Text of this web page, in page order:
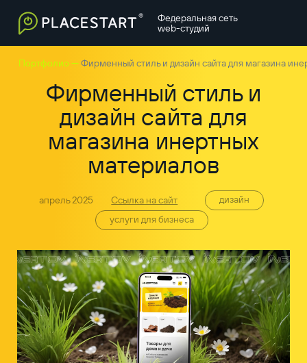
Федеральная сеть
web-студий
Портфолио —Фирменный стиль и дизайн сайта для магазина
Фирменный стиль и
дизайн сайта для
магазина инертных
материалов
апрель 2025 Ссылка на сайт
дизайн
услуги для бизнеса